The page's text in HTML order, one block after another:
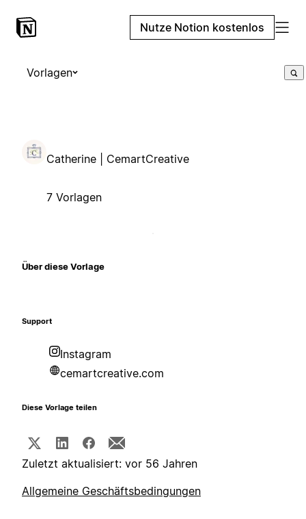
Nutze Notion kostenlos
Vorlagen
Catherine | CemartCreative
7 Vorlagen
Über diese Vorlage
Support
Instagram
cemartcreative.com
Diese Vorlage teilen
Zuletzt aktualisiert: vor 56 Jahren
Allgemeine Geschäftsbedingungen